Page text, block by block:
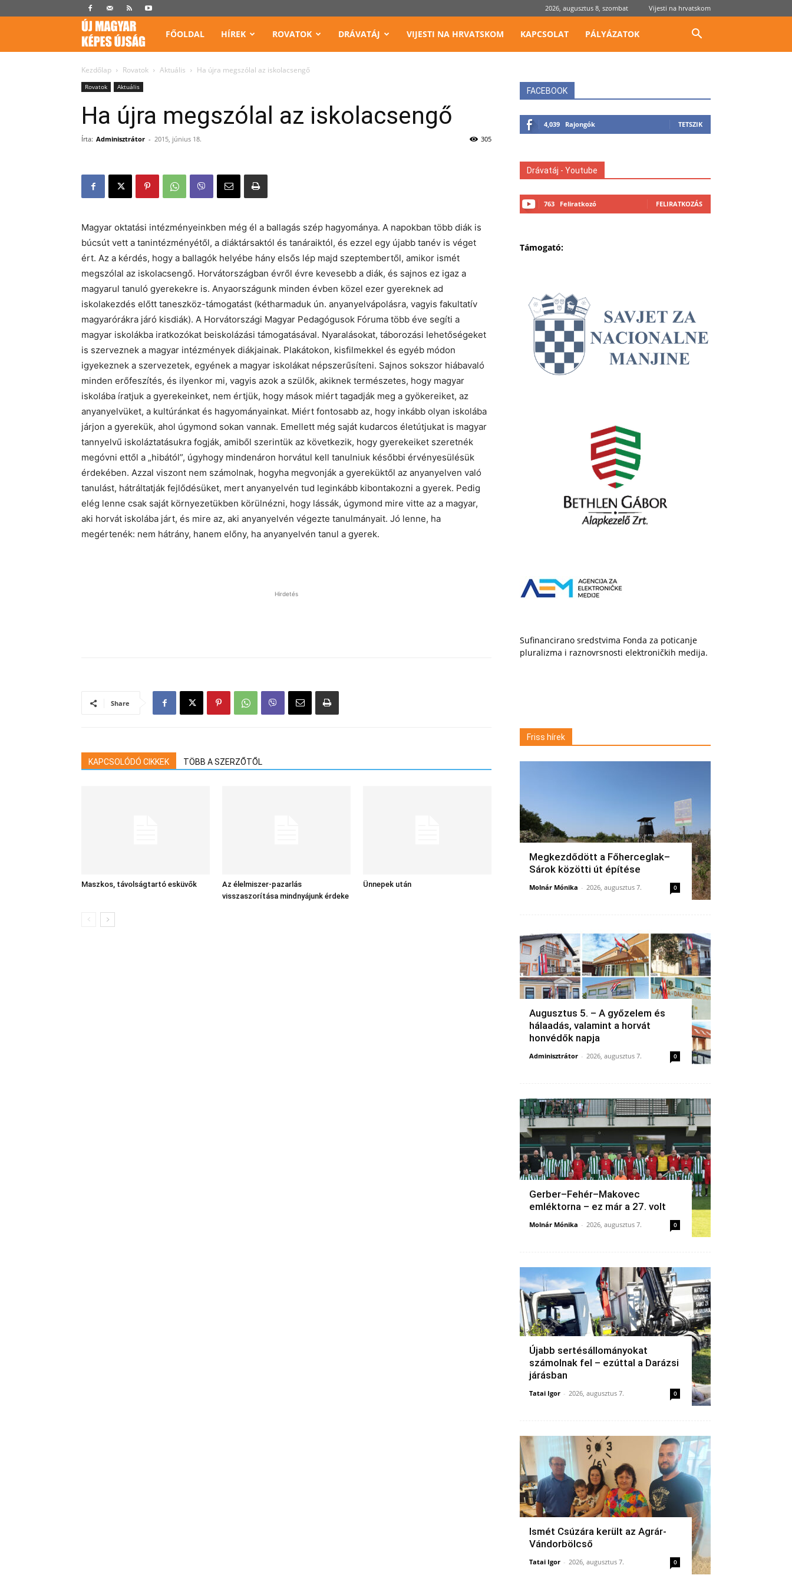
2026, augusztus 8, szombat Vijesti na hrvatskom
Képes
Újság
FŐOLDAL HÍREK ROVATOK DRÁVATÁJ VIJESTI NA HRVATSKOM KAPCSOLAT PÁLYÁZATOK
Kezdőlap Rovatok Aktuális Ha újra megszólal az iskolacsengő
Rovatok Aktuális
Ha újra megszólal az iskolacsengő
Írta: Adminisztrátor - 2015, június 18. 305
Magyar oktatási intézményeinkben még él a ballagás szép hagyománya. A napokban több diák is
búcsút vett a tanintézményétől, a diáktársaktól és tanáraiktól, és ezzel egy újabb tanév is véget
ért. Az a kérdés, hogy a ballagók helyébe hány elsős lép majd szeptembertől, amikor ismét
megszólal az iskolacsengő. Horvátországban évről évre kevesebb a diák, és sajnos ez igaz a
magyarul tanuló gyerekekre is. Anyaországunk minden évben közel ezer gyereknek ad
iskolakezdés előtt taneszköz-támogatást (kétharmaduk ún. anyanyelvápolásra, vagyis fakultatív
magyarórákra járó kisdiák). A Horvátországi Magyar Pedagógusok Fóruma több éve segíti a
magyar iskolákba iratkozókat beiskolázási támogatásával. Nyaralásokat, táborozási lehetőségeket
is szerveznek a magyar intézmények diákjainak. Plakátokon, kisfilmekkel és egyéb módon
igyekeznek a szervezetek, egyének a magyar iskolákat népszerűsíteni. Sajnos sokszor hiábavaló
minden erőfeszítés, és ilyenkor mi, vagyis azok a szülők, akiknek természetes, hogy magyar
iskolába íratjuk a gyerekeinket, nem értjük, hogy mások miért tagadják meg a gyökereiket, az
anyanyelvüket, a kultúránkat és hagyományainkat. Miért fontosabb az, hogy inkább olyan iskolába
járjon a gyerekük, ahol úgymond sokan vannak. Emellett még saját kudarcos életútjukat is magyar
tannyelvű iskoláztatásukra fogják, amiből szerintük az következik, hogy gyerekeiket szeretnék
megóvni ettől a „hibától”, úgyhogy mindenáron horvátul kell tanulniuk későbbi érvényesülésük
érdekében. Azzal viszont nem számolnak, hogyha megvonják a gyereküktől az anyanyelven való
tanulást, hátráltatják fejlődésüket, mert anyanyelvén tud leginkább kibontakozni a gyerek. Pedig
elég lenne csak saját környezetükben körülnézni, hogy lássák, úgymond mire vitte az a magyar,
aki horvát iskolába járt, és mire az, aki anyanyelvén végezte tanulmányait. Jó lenne, ha
megértenék: nem hátrány, hanem előny, ha anyanyelvén tanul a gyerek.
Hirdetés
Share
KAPCSOLÓDÓ CIKKEK TÖBB A SZERZŐTŐL
Maszkos, távolságtartó esküvők
Az élelmiszer-pazarlás
visszaszorítása mindnyájunk érdeke
Ünnepek után
FACEBOOK
4,039 Rajongók TETSZIK
Drávatáj - Youtube
763 Feliratkozó FELIRATKOZÁS
Támogató:
Sufinancirano sredstvima Fonda za poticanje
pluralizma i raznovrsnosti elektroničkih medija.
Friss hírek
Megkezdődött a Főherceglak–
Sárok közötti út építése
Molnár Mónika - 2026, augusztus 7. 0
Augusztus 5. – A győzelem és
hálaadás, valamint a horvát
honvédők napja
Adminisztrátor - 2026, augusztus 7. 0
Gerber–Fehér–Makovec
emléktorna – ez már a 27. volt
Molnár Mónika - 2026, augusztus 7. 0
Újabb sertésállományokat
számolnak fel – ezúttal a Darázsi
járásban
Tatai Igor - 2026, augusztus 7. 0
Ismét Csúzára került az Agrár-
Vándorbölcső
Tatai Igor - 2026, augusztus 7. 0